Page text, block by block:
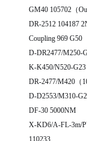
GM40 105702（
DR-2512 104187
Coupling 969 G50
D-DR2477/M250-
K-K450/N520-G23
DR-2477/M420（
D-D2553/M310-
DF-30 5000NM
X-KD6/A-FL-3m/
110233